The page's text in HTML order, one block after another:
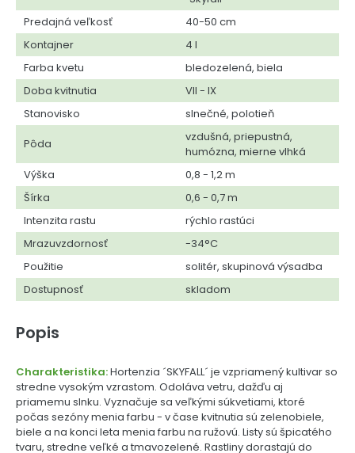
Predajná veľkosť
40-50 cm
Kontajner
4 l
Farba kvetu
bledozelená, biela
Doba kvitnutia
VII - IX
Stanovisko
slnečné, polotieň
Pôda
vzdušná, priepustná,
humózna, mierne vlhká
Výška
0,8 - 1,2 m
Šírka
0,6 - 0,7 m
Intenzita rastu
rýchlo rastúci
Mrazuvzdornosť
-34°C
Použitie
solitér, skupinová výsadba
Dostupnosť
skladom
Popis
Charakteristika:Hortenzia ´SKYFALL´ je vzpriamený kultivar so
stredne vysokým vzrastom. Odoláva vetru, dažďu aj
priamemu slnku. Vyznačuje sa veľkými súkvetiami, ktoré
počas sezóny menia farbu - v čase kvitnutia sú zelenobiele,
biele a na konci leta menia farbu na ružovú. Listy sú špicatého
tvaru, stredne veľké a tmavozelené. Rastliny dorastajú do